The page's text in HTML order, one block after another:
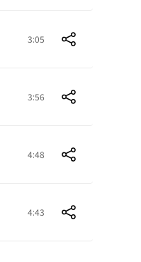
3:05
3:56
4:48
4:43